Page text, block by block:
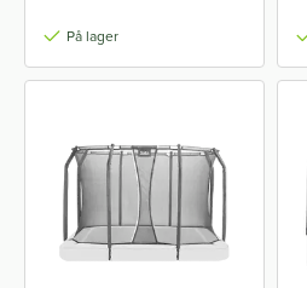
På lager